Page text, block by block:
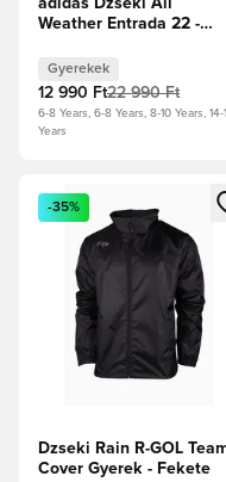
adidas Dzseki All
Weather Entrada 22 -
Gyerek
Gyerekek
12 990 Ft22 990 Ft
6-8 Years, 6-8 Years, 8-10 Years, 14-
Years
Megnyit egy modált a
-35%
Dzseki Rain R-GOL
Cover Gyerek - Fekete